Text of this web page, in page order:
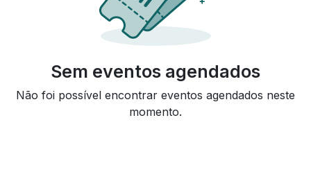
Sem eventos agendados
Não foi possível encontrar eventos agendados neste
momento.